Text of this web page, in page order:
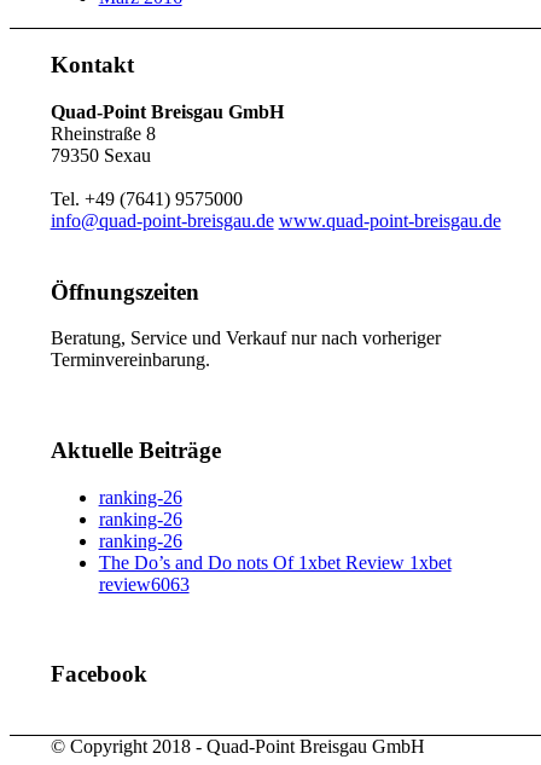
Kontakt
Quad-Point Breisgau GmbH
Rheinstraße 8
79350 Sexau
Tel. +49 (7641) 9575000
info@quad-point-breisgau.de www.quad-point-breisgau.de
Öffnungszeiten
Beratung, Service und Verkauf nur nach vorheriger
Terminvereinbarung.
Aktuelle Beiträge
ranking-26
ranking-26
ranking-26
The Do’s and Do nots Of 1xbet Review 1xbet
review6063
Facebook
© Copyright 2018 - Quad-Point Breisgau GmbH